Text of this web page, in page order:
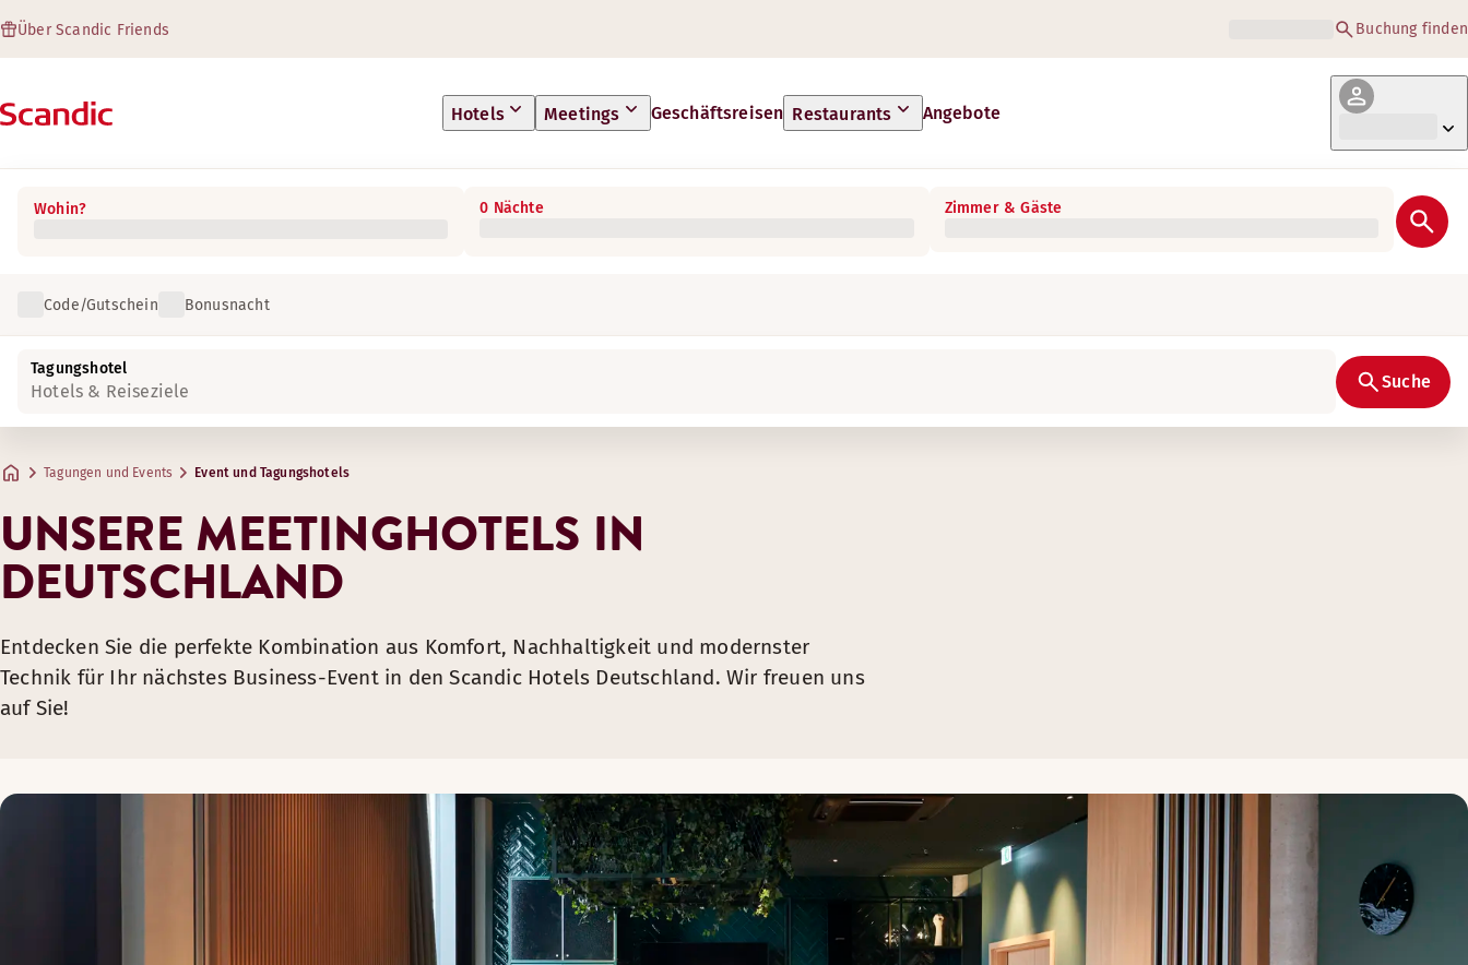
Über Scandic Friends Buchung finden
Hotels Meetings Geschäftsreisen Restaurants Angebote
Wohin? 0 Nächte Zimmer & Gäste
Code/Gutschein Bonusnacht
Tagungshotel
Hotels & Reiseziele Suche
Tagungen und Events Event und Tagungshotels
UNSERE MEETINGHOTELS IN
DEUTSCHLAND
Entdecken Sie die perfekte Kombination aus Komfort, Nachhaltigkeit und modernster
Technik für Ihr nächstes Business-Event in den Scandic Hotels Deutschland. Wir freuen uns
auf Sie!